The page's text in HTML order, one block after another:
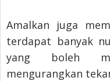
Amalkan juga
terdapat banyak
yang boleh
mengurangkan